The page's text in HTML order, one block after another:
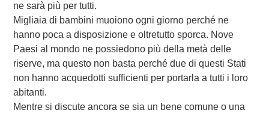
ne sarà più per tutti.
Migliaia di bambini muoiono ogni giorno perché ne
hanno poca a disposizione e oltretutto sporca. Nove
Paesi al mondo ne possiedono più della metà delle
riserve, ma questo non basta perché due di questi Stati
non hanno acquedotti sufficienti per portarla a tutti i loro
abitanti.
Mentre si discute ancora se sia un bene comune o una